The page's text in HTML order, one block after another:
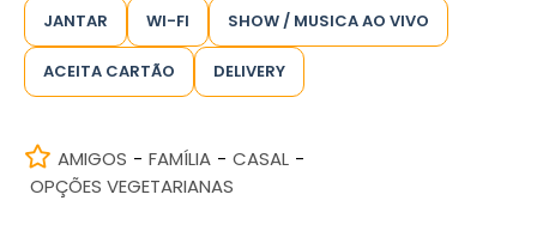
JANTAR WI-FI SHOW / MUSICA AO VIVO
ACEITA CARTÃO DELIVERY
AMIGOS - FAMÍLIA - CASAL -
OPÇÕES VEGETARIANAS